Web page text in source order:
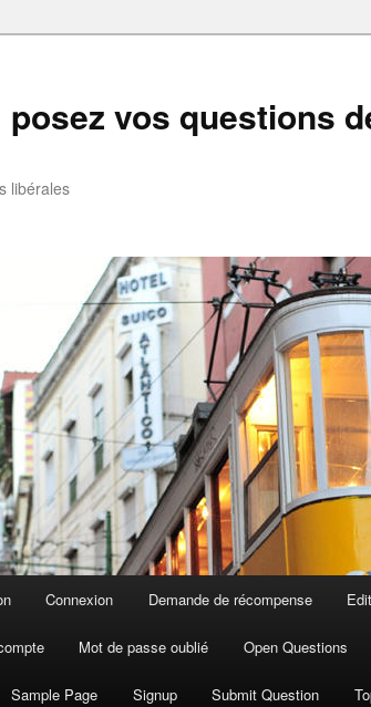
vos questions
libérales
Connexion Demande de récompense
Mot de passe oublié Open Questions
Sample Page Signup Submit Question